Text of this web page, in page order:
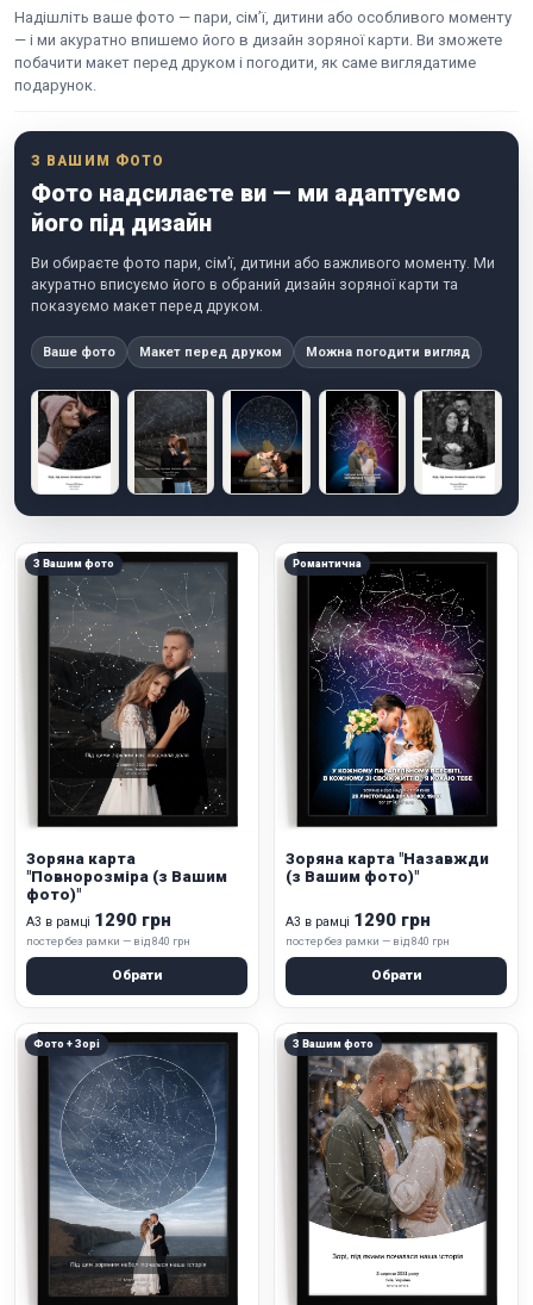
Надішліть ваше фото — пари, сім’ї, дитини або особливого моменту
— і ми акуратно впишемо його в дизайн зоряної карти. Ви зможете
побачити макет перед друком і погодити, як саме виглядатиме
подарунок.
З ВАШИМ ФОТО
Фото надсилаєте ви — ми адаптуємо
його під дизайн
Ви обираєте фото пари, сім’ї, дитини або важливого моменту. Ми
акуратно вписуємо його в обраний дизайн зоряної карти та
показуємо макет перед друком.
Ваше фото Макет перед друком Можна погодити вигляд
З Вашим фото
Зоряна карта
"Повнорозміра (з Вашим
фото)"
А3 в рамці 1290 грн
постер без рамки — від 840 грн
Обрати
Романтична
Зоряна карта "Назавжди
(з Вашим фото)"
А3 в рамці 1290 грн
постер без рамки — від 840 грн
Обрати
Фото + Зорі З Вашим фото